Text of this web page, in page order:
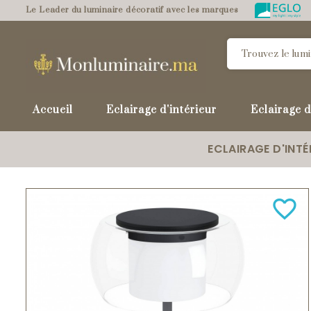
Le Leader du luminaire décoratif avec les marques
Accueil Eclairage d'intérieur Eclairage
ECLAIRAGE
favorite_border